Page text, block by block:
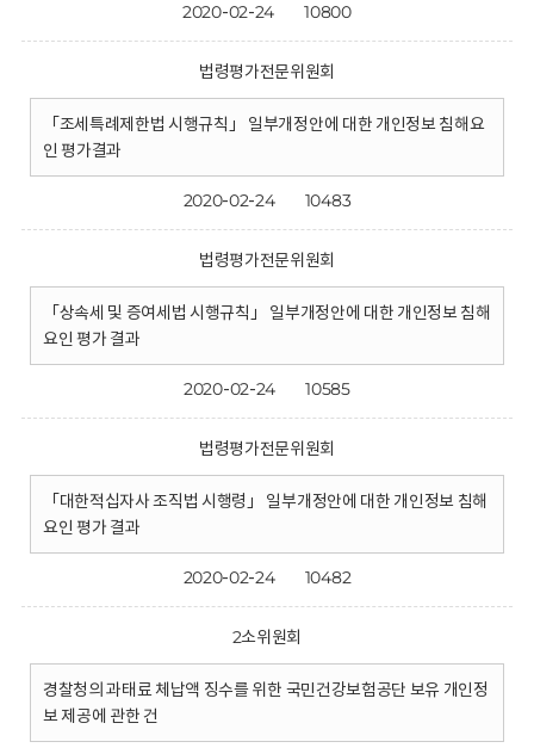
2020-02-24 10800
법령평가전문위원회
「조세특례제한법 시행규칙」 일부개정안에 대한 개인정보 침해요
인 평가결과
2020-02-24 10483
법령평가전문위원회
「상속세 및 증여세법 시행규칙」 일부개정안에 대한 개인정보 침해
요인 평가 결과
2020-02-24 10585
법령평가전문위원회
「대한적십자사 조직법 시행령」 일부개정안에 대한 개인정보 침해
요인 평가 결과
2020-02-24 10482
2소위원회
경찰청의 과태료 체납액 징수를 위한 국민건강보험공단 보유 개인정
보 제공에 관한 건